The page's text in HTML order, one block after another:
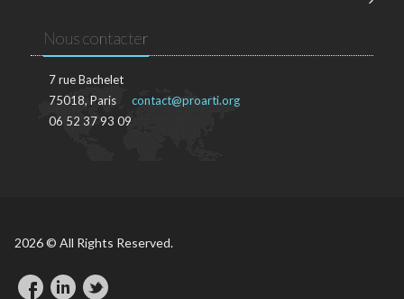
Nous contacter
7 rue Bachelet
75018, Paris
06 52 37 93 09
contact@proarti.org
2026 © All Rights Reserved.